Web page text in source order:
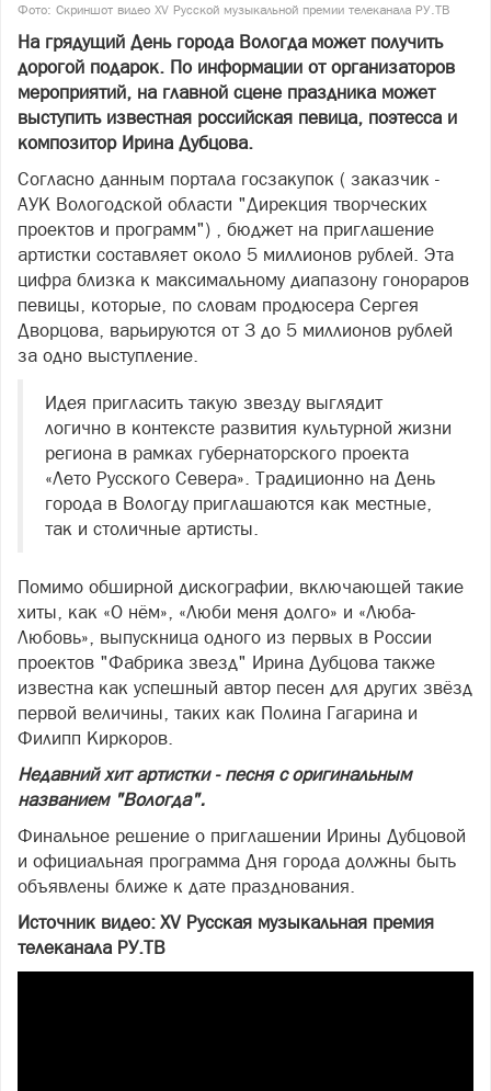
Фото: Скриншот видео XV Русской музыкальной премии телеканала РУ.ТВ
На грядущий День города Вологда может получить
дорогой подарок. По информации от организаторов
мероприятий, на главной сцене праздника может
выступить известная российская певица, поэтесса и
композитор Ирина Дубцова.
Согласно данным портала госзакупок ( заказчик -
АУК Вологодской области "Дирекция творческих
проектов и программ") , бюджет на приглашение
артистки составляет около 5 миллионов рублей. Эта
цифра близка к максимальному диапазону гонораров
певицы, которые, по словам продюсера Сергея
Дворцова, варьируются от 3 до 5 миллионов рублей
за одно выступление.
Идея пригласить такую звезду выглядит
логично в контексте развития культурной жизни
региона в рамках губернаторского проекта
«Лето Русского Севера». Традиционно на День
города в Вологду приглашаются как местные,
так и столичные артисты.
Помимо обширной дискографии, включающей такие
хиты, как «О нём», «Люби меня долго» и «Люба-
Любовь», выпускница одного из первых в России
проектов "Фабрика звезд" Ирина Дубцова также
известна как успешный автор песен для других звёзд
первой величины, таких как Полина Гагарина и
Филипп Киркоров.
Недавний хит артистки - песня с оригинальным
названием "Вологда".
Финальное решение о приглашении Ирины Дубцовой
и официальная программа Дня города должны быть
объявлены ближе к дате празднования.
Источник видео: XV Русская музыкальная премия
телеканала РУ.ТВ